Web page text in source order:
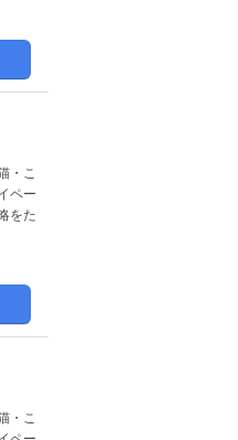
・こ
ペー
をた
・こ